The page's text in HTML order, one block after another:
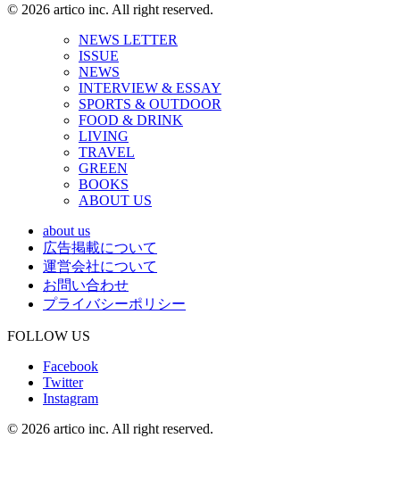
© 2026 artico inc. All right reserved.
NEWS LETTER
ISSUE
NEWS
INTERVIEW & ESSAY
SPORTS & OUTDOOR
FOOD & DRINK
LIVING
TRAVEL
GREEN
BOOKS
ABOUT US
about us
広告掲載について
運営会社について
お問い合わせ
プライバシーポリシー
FOLLOW US
Facebook
Twitter
Instagram
© 2026 artico inc. All right reserved.